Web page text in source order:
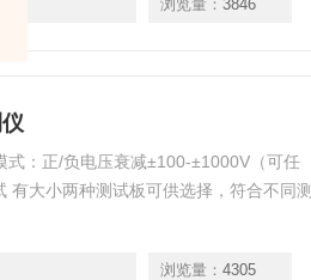
浏览量： 3846
：正/负电压衰减±100-±1000V（可任
有大小两种测试板可供选择，符合不同测
浏览量： 4305